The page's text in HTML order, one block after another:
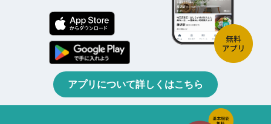
アプリについて詳しくはこちら